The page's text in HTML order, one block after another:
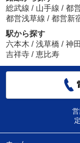
総武線 / 山手線 / 都
都営浅草線 / 都営新
駅から探す
六本木 / 浅草橋 / 神田
吉祥寺 / 恵比寿
営